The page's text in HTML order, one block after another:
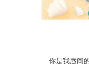
你是我唇间